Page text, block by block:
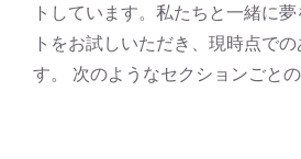
トしています。私たちと一緒に
トをお試しいただき、現時点で
す。 次のようなセクションごと